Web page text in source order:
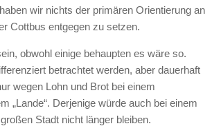
wir nichts der primären Orientierung an
Cottbus entgegen zu setzen.
obwohl einige behaupten es wäre so.
betrachtet werden, aber dauerhaft
wegen Lohn und Brot bei einem
„Lande“. Derjenige würde auch bei einem
Stadt nicht länger bleiben.